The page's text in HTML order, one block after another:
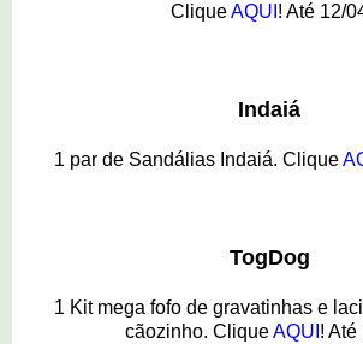
CliqueAQUI ! Até 12/
Indaiá
1 par de Sandálias Indaiá. Clique
TogDog
1 Kit mega fofo de gravatinhas e
cãozinho. CliqueAQUI ! Até